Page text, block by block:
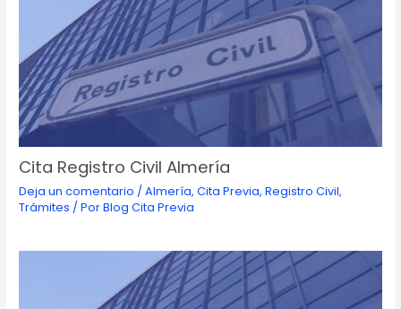
Cita Registro Civil Almería
Deja un comentario /Almería,Cita Previa,Registro Civil,
Trámites / PorBlog Cita Previa